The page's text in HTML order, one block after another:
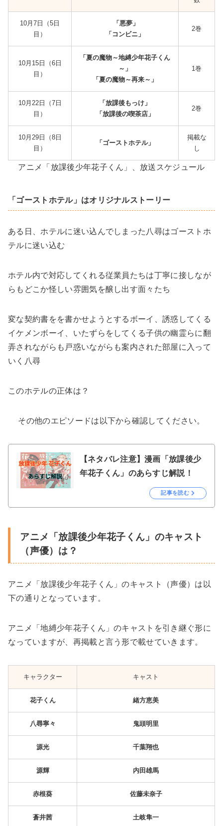
10月7日（5日
目）
「悪夢」
「コンビニ」
2巻
10月15日（6日
目）
「夏の魔物～地縛少年花子くん
～」
「夏の魔物～再来～」
1巻
10月22日（7日
目）
「放課後もっけ」
「放課後の喫茶店」
2巻
10月29日（8日
目）
「ゴーストホテル」
掲載な
し
アニメ「放課後少年花子くん」、放送スケジュール
「ゴーストホテル」はオリジナルストーリー
ある日、ホテルに迷い込んでしまった八尋はゴーストホ
テルに迷い込む
ホテル内で対応してくれる従業員たちは丁寧に接しなが
らもどこか怪しい雰囲気を醸し出す面々たち
変な契約書をを書かせようとするボーイ、誘惑してくる
イケメンボーイ、いたずらをしてくる子供の幽霊らに翻
弄されながらも戸惑いながらも案内された部屋に入って
いく八尋
このホテルの正体は？
その他のエピソードは以下から確認してください。
【ネタバレ注意】漫画「放課後少
年花子くん」のあらすじ解説！
記事を読む
アニメ「放課後少年花子くん」のキャスト
（声優）は？
アニメ「放課後少年花子くん」のキャスト（声優）は以
下の通りとなっています。
アニメ「地縛少年花子くん」のキャストを引き継ぐ形に
なっていますが、再掲載と言う形で載せていきます。
キャラクター キャスト
花子くん 緒方恵美
八尋寧々 鬼頭明里
源光 千葉翔也
源輝 内田雄馬
赤根葵 佐藤未奈子
蒼井茜 土岐隼一